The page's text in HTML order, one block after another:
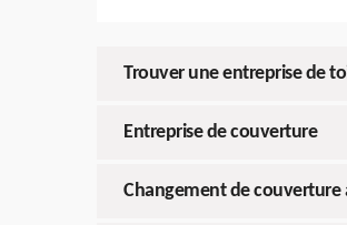
Trouver une entreprise de
Entreprise de couverture
Changement de couverture